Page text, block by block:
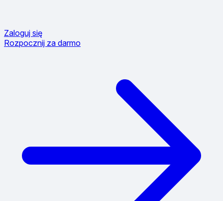
Zaloguj się
Rozpocznij za darmo